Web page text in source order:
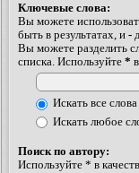
Ключевые слова:
Вы можете
быть в результатах, и -
Вы можете разделить
списка. Используйте *
Искать все слова
Искать любое
Поиск по автору:
Используйте * в